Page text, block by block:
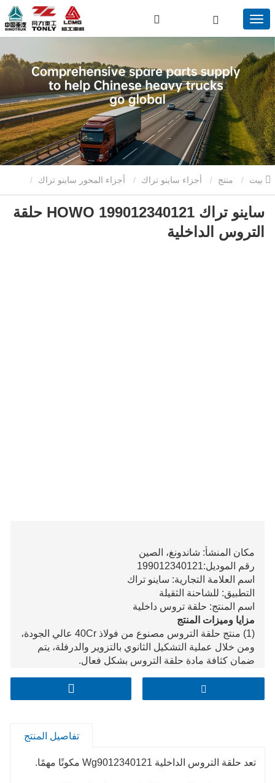
منتج أجزاء ساينو تراك أجزاء المحور ساينو تراك
ساينو تراك HOWO 199012340121 حلقة التروس الداخلية
ساينو تراك HOWO 199012340121 حلقة
التروس الداخلية
مكان المنشأ: شاندونغ، الصين
رقم الموديل:199012340121
اسم العلامة التجارية: ساينو تراك
التطبيق: للشاحنة الثقيلة
اسم المنتج: حلقة تروس داخلية
مزايا وميزات المنتج
(1) منتج حلقة التروس مصنوع من فولاذ 40Cr عالي الجودة،
ومن خلال عملية التشكيل الثانوي بالتزوير والدرفلة، يتم
ضمان كثافة مادة حلقة التروس بشكل فعال.
مثل تطبيع التصلب والتلطيف، تم تحسين أداء المواد بشكل
كامل وضمانه.
محورية أعلى وتنسيق أكثر إحكامًا في المطابقة مع نظيراتها.
للأجزاء أثناء الدوران.
تفاصيل المنتج
تعد حلقة التروس الداخلية Wg9012340121 مكونًا مهمًا.